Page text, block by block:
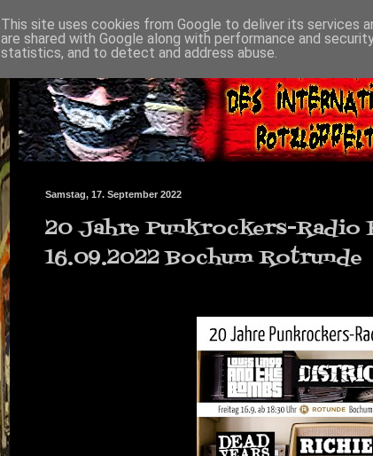
Samstag, 17. September 2022
20 Jahre Punkrockers-Radio
16.09.2022 Bochum Rotrunde
This site uses cookies from Google to deliver its services
are shared with Google along with performance and
statistics, and to detect and address abuse.